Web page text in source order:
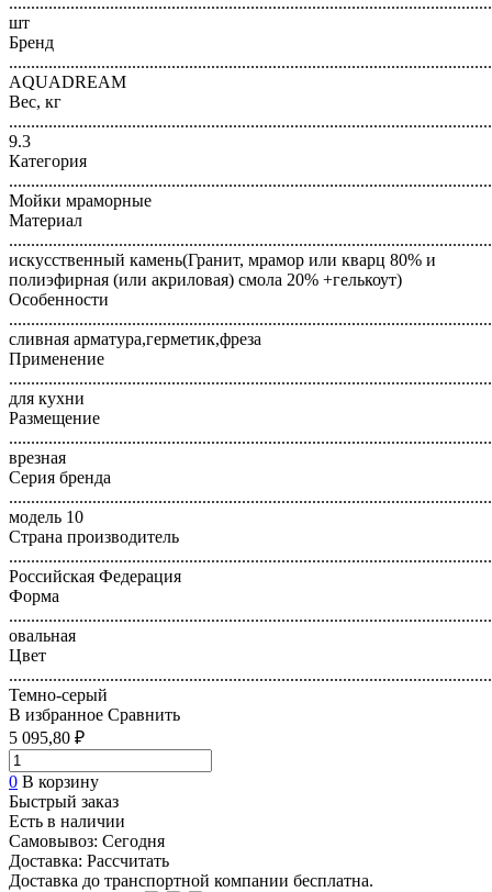
шт
Бренд
AQUADREAM
Вес, кг
9.3
Категория
Мойки мраморные
Материал
искусственный камень(Гранит, мрамор или кварц 80% и
полиэфирная (или акриловая) смола 20% +гелькоут)
Особенности
сливная арматура,герметик,фреза
Применение
для кухни
Размещение
врезная
Серия бренда
модель 10
Страна производитель
Российская Федерация
Форма
овальная
Цвет
Темно-серый
В избранное Сравнить
5 095,80 ₽
0 В корзину
Быстрый заказ
Есть в наличии
Самовывоз: Сегодня
Доставка: Рассчитать
Доставка до транспортной компании бесплатна.